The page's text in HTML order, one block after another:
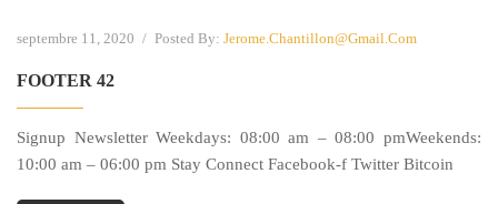
septembre 11, 2020 / Posted By: Jerome.chantillon@gmail.com
FOOTER 42
Signup Newsletter Weekdays: 08:00 am – 08:00 pmWeekends:
10:00 am – 06:00 pm Stay Connect Facebook-f Twitter Bitcoin